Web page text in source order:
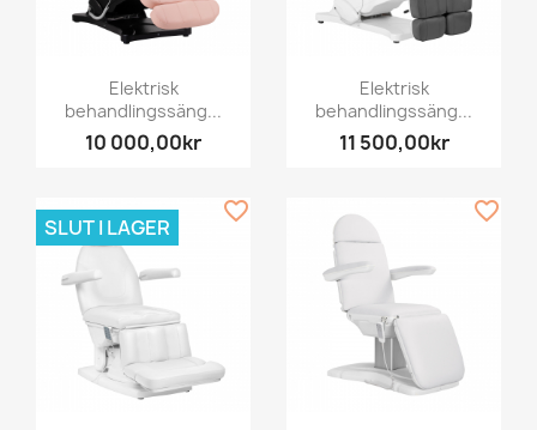
Elektrisk
behandlingssäng...
10 000,00kr
Elektrisk
behandlingssäng...
11 500,00kr
SLUT I LAGER
favorite_border favorite_border